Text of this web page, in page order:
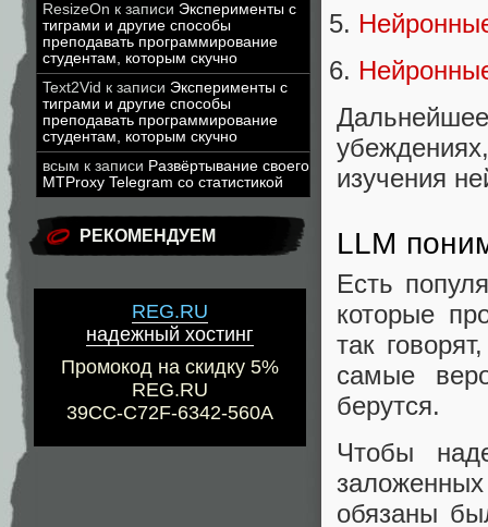
ResizeOn к записи Эксперименты с
тиграми и другие способы
преподавать программирование
студентам, которым скучно
Text2Vid к записи Эксперименты с
тиграми и другие способы
преподавать программирование
студентам, которым скучно
всым к записи Развёртывание своего
MTProxy Telegram со статистикой
РЕКОМЕНДУЕМ
REG.RU
надежный хостинг
Промокод на скидку 5%
REG.RU
39CC-C72F-6342-560A
изучения
LLM
Есть
которые
так
самые
берутся.
Чтобы
обязаны